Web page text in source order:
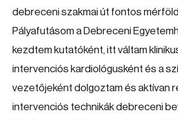
debreceni szakmai út fontos
Pályafutásom a Debreceni
kezdtem kutatóként, itt váltam
intervenciós kardiológusként és a
vezetőjeként dolgoztam és aktívan
intervenciós technikák debreceni